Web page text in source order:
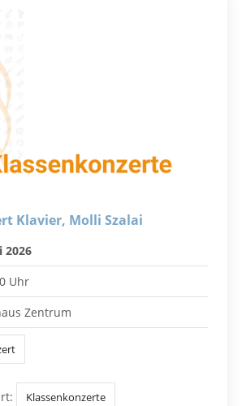
Klavier, Molli Szalai
2026
Uhr
Zentrum
Klassenkonzerte